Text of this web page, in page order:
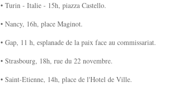
• Turin - Italie - 15h, piazza Castello.
• Nancy, 16h, place Maginot.
• Gap, 11 h, esplanade de la paix face au commissariat.
• Strasbourg, 18h, rue du 22 novembre.
• Saint-Etienne, 14h, place de l'Hotel de Ville.